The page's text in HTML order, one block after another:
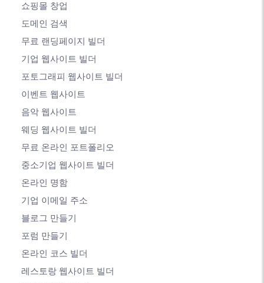
쇼핑몰 창업
도메인 검색
무료 랜딩페이지 빌더
기업 웹사이트 빌더
포토그래피 웹사이트 빌더
이벤트 웹사이트
음악 웹사이트
웨딩 웹사이트 빌더
무료 온라인 포트폴리오
중소기업 웹사이트 빌더
온라인 명함
기업 이메일 주소
블로그 만들기
포럼 만들기
온라인 코스 빌더
레스토랑 웹사이트 빌더